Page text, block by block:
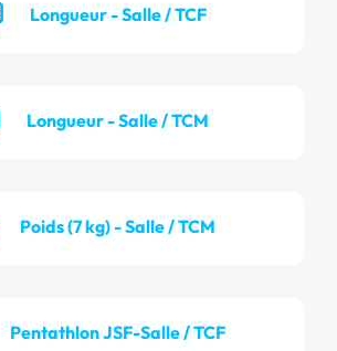
Longueur - Salle / TCF
Longueur - Salle / TCM
Poids (7 kg) - Salle / TCM
Pentathlon JSF-Salle / TCF